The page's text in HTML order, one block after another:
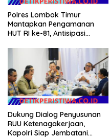
Polres Lombok Timur
Mantapkan Pengamanan
HUT RI ke-81, Antisipasi
Agenda Kapolri
Dukung Dialog Penyusunan
RUU Ketenagakerjaan,
Kapolri Siap Jembatani